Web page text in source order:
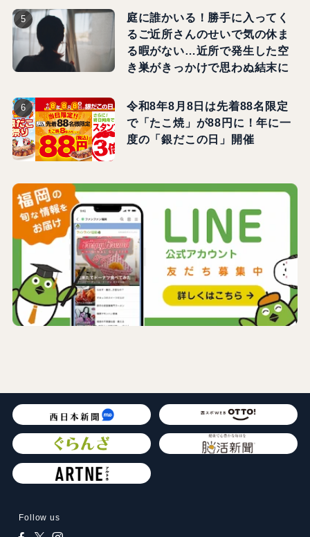
庭に誰かいる！勝手に入ってく
るご近所さんのせいで気の休ま
る暇がない…近所で発生した空
き巣がきっかけで思わぬ結末に
令和8年8月8日は先着88名限定
で「たこ焼」が88円に！年に一
度の「銀だこの日」開催
Follow us